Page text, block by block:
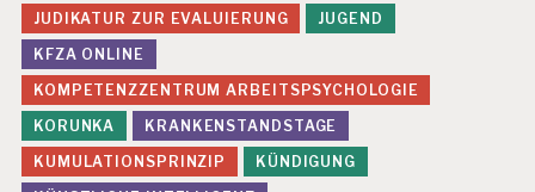
G
E
N
F
E
H
L
B
JUDIKATUR ZUR EVALUIERUNG
JUGEND
KFZA ONLINE
KOMPETENZZENTRUM ARBEITSPSYCHOLOGIE
KORUNKA
KRANKENSTANDSTAGE
KUMULATIONSPRINZIP
KÜNDIGUNG